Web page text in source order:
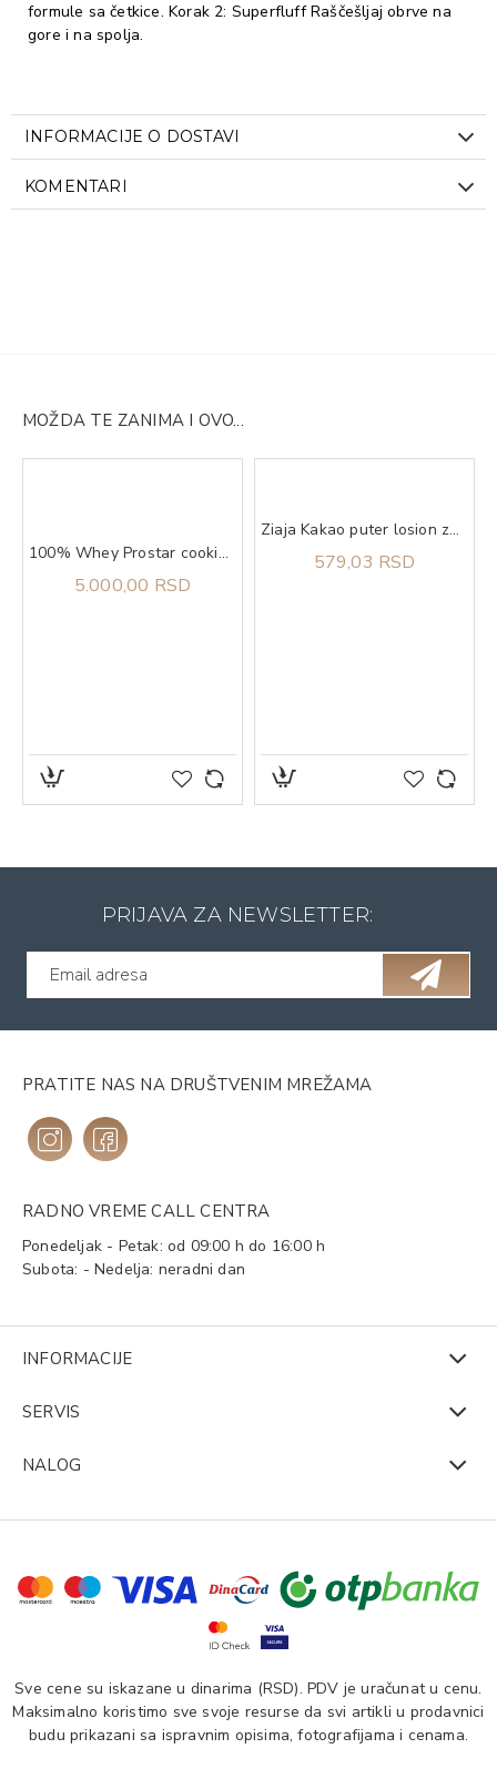
formule sa četkice. Korak 2: Superfluff Raščešljaj obrve na
gore i na spolja.
INFORMACIJE O DOSTAVI
KOMENTARI
MOŽDA TE ZANIMA I OVO...
100% Whey Prostar cookies n' cream, 907g ULTIMATE NUTRITION
5.000,00 RSD
Ziaja Kakao puter losion za telo 400 ml
579,03 RSD
PRIJAVA ZA NEWSLETTER:
PRATITE NAS NA DRUŠTVENIM MREŽAMA
RADNO VREME CALL CENTRA
Ponedeljak - Petak: od 09:00 h do 16:00 h
Subota: - Nedelja: neradni dan
INFORMACIJE
SERVIS
NALOG
Sve cene su iskazane u dinarima (RSD). PDV je uračunat u cenu.
Maksimalno koristimo sve svoje resurse da svi artikli u prodavnici
budu prikazani sa ispravnim opisima, fotografijama i cenama.